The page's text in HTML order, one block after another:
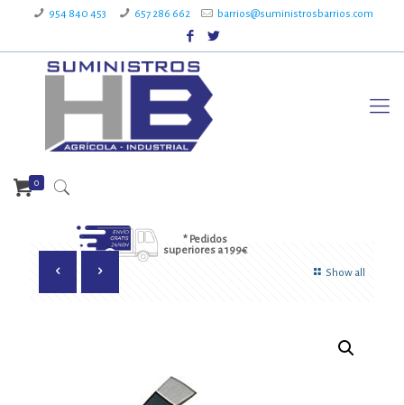
954 840 453 657 286 662 barrios@suministrosbarrios.com
* Pedidos
superiores a 199€
0
Show all